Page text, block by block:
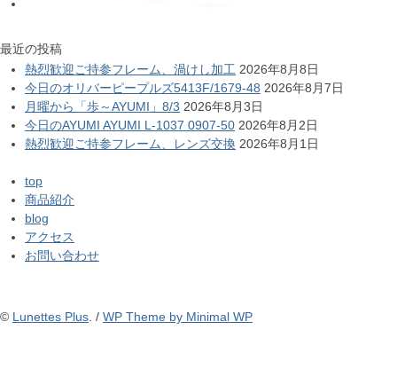
最近の投稿
熱烈歓迎ご持参フレーム、渦けし加工 2026年8月8日
今日のオリバーピープルズ5413F/1679-48 2026年8月7日
月曜から「歩～AYUMI」8/3 2026年8月3日
今日のAYUMI AYUMI L-1037 0907-50 2026年8月2日
熱烈歓迎ご持参フレーム、レンズ交換 2026年8月1日
top
商品紹介
blog
アクセス
お問い合わせ
© Lunettes Plus . / WP Theme by Minimal WP